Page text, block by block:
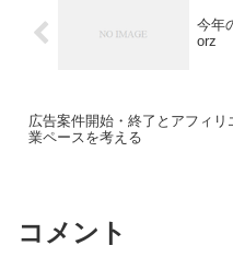
今年
orz
広告案件開始・終了とアフィリ
業ペースを考える
コメント